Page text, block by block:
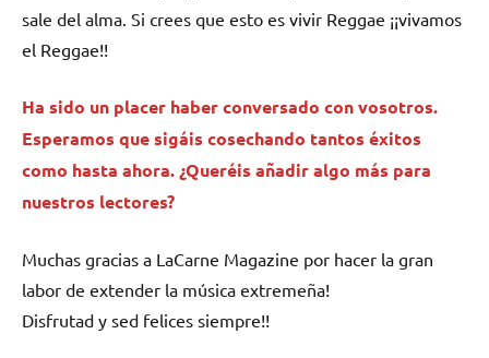
sale del alma. Si crees que esto es vivir Reggae ¡¡vivamos
el Reggae!!
Ha sido un placer haber conversado con vosotros.
Esperamos que sigáis cosechando tantos éxitos
como hasta ahora. ¿Queréis añadir algo más para
nuestros lectores?
Muchas gracias a LaCarne Magazine por hacer la gran
labor de extender la música extremeña!
Disfrutad y sed felices siempre!!